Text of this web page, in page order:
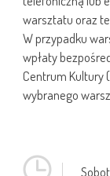
warsztatu oraz
W przypadku
wpłaty
Centrum Kultury
wybranego